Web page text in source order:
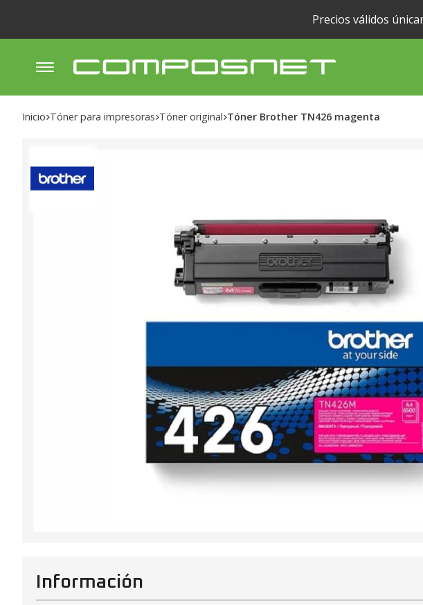
Precios válidos
Inicio tóner para impresoras tóner original Tóner Brother TN426 magenta
Información